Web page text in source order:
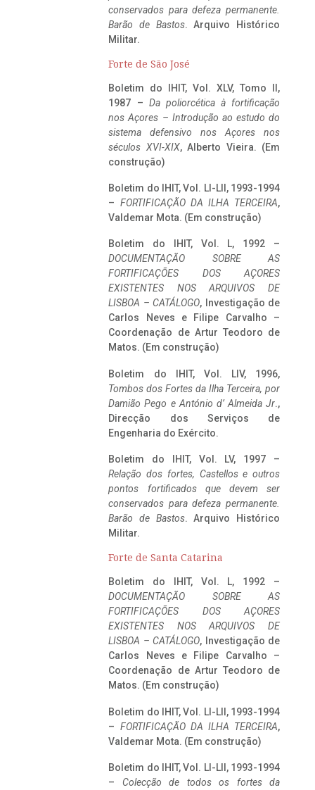
conservados para defeza permanente.
Barão de Bastos. Arquivo Histórico
Militar.
Forte de São José
Boletim do IHIT, Vol. XLV, Tomo II,
1987 – Da poliorcética à fortificação
nos Açores – Introdução ao estudo do
sistema defensivo nos Açores nos
séculos XVI-XIX, Alberto Vieira. (Em
construção)
Boletim do IHIT, Vol. LI-LII, 1993-1994
– FORTIFICAÇÃO DA ILHA TERCEIRA,
Valdemar Mota. (Em construção)
Boletim do IHIT, Vol. L, 1992 –
DOCUMENTAÇÃO SOBRE AS
FORTIFICAÇÕES DOS AÇORES
EXISTENTES NOS ARQUIVOS DE
LISBOA – CATÁLOGO, Investigação de
Carlos Neves e Filipe Carvalho –
Coordenação de Artur Teodoro de
Matos. (Em construção)
Boletim do IHIT, Vol. LIV, 1996,
Tombos dos Fortes da Ilha Terceira, por
Damião Pego e António d’ Almeida Jr.,
Direcção dos Serviços de
Engenharia do Exército.
Boletim do IHIT, Vol. LV, 1997 –
Relação dos fortes, Castellos e outros
pontos fortificados que devem ser
conservados para defeza permanente.
Barão de Bastos. Arquivo Histórico
Militar.
Forte de Santa Catarina
Boletim do IHIT, Vol. L, 1992 –
DOCUMENTAÇÃO SOBRE AS
FORTIFICAÇÕES DOS AÇORES
EXISTENTES NOS ARQUIVOS DE
LISBOA – CATÁLOGO, Investigação de
Carlos Neves e Filipe Carvalho –
Coordenação de Artur Teodoro de
Matos. (Em construção)
Boletim do IHIT, Vol. LI-LII, 1993-1994
– FORTIFICAÇÃO DA ILHA TERCEIRA,
Valdemar Mota. (Em construção)
Boletim do IHIT, Vol. LI-LII, 1993-1994
– Colecção de todos os fortes da